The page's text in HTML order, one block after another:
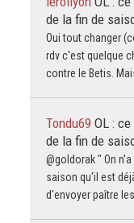
de la fin de
Oui tout changer
rdv c'est quelque
contre le Betis.
Tondu69 OL :
de la fin de
@goldorak " On
saison qu'il est
d'envoyer paître